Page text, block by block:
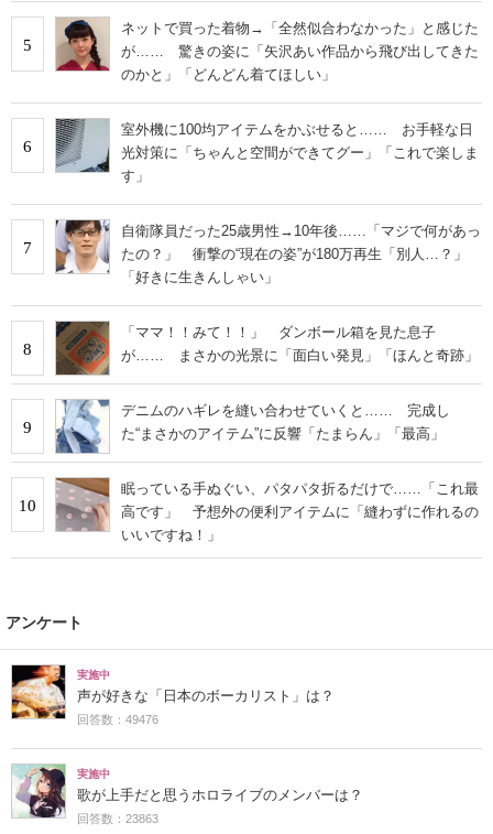
5
ネットで買った着物→「全然似合わなかった」と感じた
が…… 驚きの姿に「矢沢あい作品から飛び出してきた
のかと」「どんどん着てほしい」
6
室外機に100均アイテムをかぶせると…… お手軽な日
光対策に「ちゃんと空間ができてグー」「これで楽しま
す」
7
自衛隊員だった25歳男性→10年後……「マジで何があっ
たの？」 衝撃の“現在の姿”が180万再生「別人…？」
「好きに生きんしゃい」
8
「ママ！！みて！！」 ダンボール箱を見た息子
が…… まさかの光景に「面白い発見」「ほんと奇跡」
9
デニムのハギレを縫い合わせていくと…… 完成し
た“まさかのアイテム”に反響「たまらん」「最高」
10
眠っている手ぬぐい、パタパタ折るだけで……「これ最
高です」 予想外の便利アイテムに「縫わずに作れるの
いいですね！」
アンケート
実施中
声が好きな「日本のボーカリスト」は？
回答数：49476
実施中
歌が上手だと思うホロライブのメンバーは？
回答数：23863